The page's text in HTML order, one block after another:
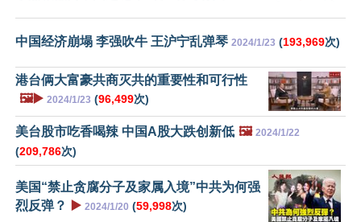
中国经济崩塌 李强吹牛 王沪宁乱弹琴 2024/1/23 (193,969次)
港台俩大富豪共商灭共的重要性和可行性
🖼️▶️ 2024/1/23 (96,499次)
美台股市吃香喝辣 中国A股大跌创新低 🖼️ 2024/1/22
(209,786次)
美国“禁止贪腐分子及家属入境”中共为何强
烈反弹？
▶️ 2024/1/20 (59,998次)